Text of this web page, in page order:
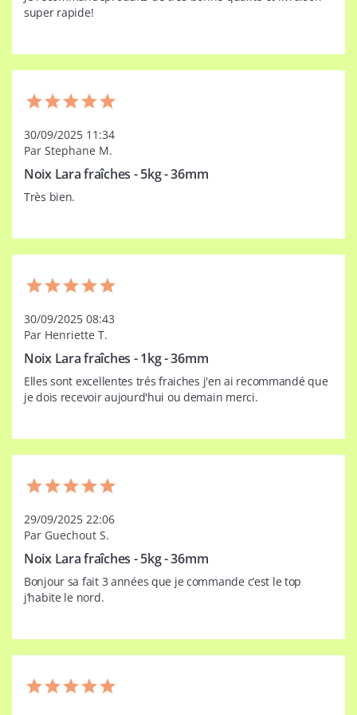
super rapide!
30/09/2025 11:34
Par Stephane M.
Noix Lara fraîches - 5kg - 36mm
Très bien.
30/09/2025 08:43
Par Henriette T.
Noix Lara fraîches - 1kg - 36mm
Elles sont excellentes trés fraiches j'en ai recommandé que
je dois recevoir aujourd'hui ou demain merci.
29/09/2025 22:06
Par Guechout S.
Noix Lara fraîches - 5kg - 36mm
Bonjour sa fait 3 années que je commande c’est le top
j’habite le nord.